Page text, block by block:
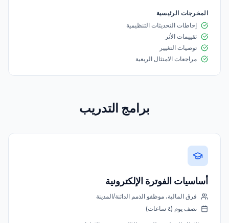
المخرجات الرئيسية
إحاطات التحديثات التنظيمية
تقييمات الأثر
توصيات التغيير
مراجعات الامتثال الربعية
برامج التدريب
أساسيات الفوترة الإلكترونية
فرق المالية، موظفو الذمم الدائنة/المدينة
نصف يوم (٤ ساعات)